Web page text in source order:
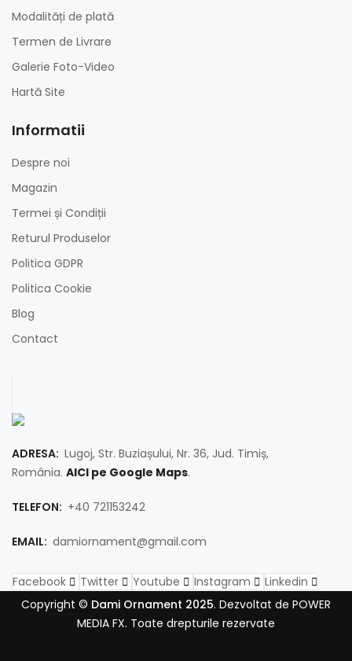
Modalități de plată
Termen de Livrare
Galerie Foto-Video
Hartă Site
Informatii
Despre noi
Magazin
Termei și Condiții
Returul Produselor
Politica GDPR
Politica Cookie
Blog
Contact
ADRESA: Lugoj, Str. Buziașului, Nr. 36, Jud. Timiș,
România. AICI pe Google Maps.
TELEFON: +40 721153242
EMAIL: damiornament@gmail.com
Facebook Twitter Youtube Instagram
Linkedin
Copyright © Dami Ornament 2025. Dezvoltat de POWER
MEDIA FX. Toate drepturile rezervate